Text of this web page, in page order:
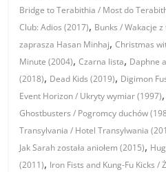
Bridge to Terabithia / Most do
Club: Adios (2017), Bunks / Wakacje
zaprasza Hasan Minhaj,Christmas
Minute (2004),Czarna lista, Daphne
(2018), Dead Kids (2019), Digimon
Event Horizon / Ukryty wymiar (1997)
Ghostbusters / Pogromcy duchów
Transylvania / Hotel Transylwania
Jak Sarah została aniołem (2015),
(2011), Iron Fists and Kung-Fu Kicks